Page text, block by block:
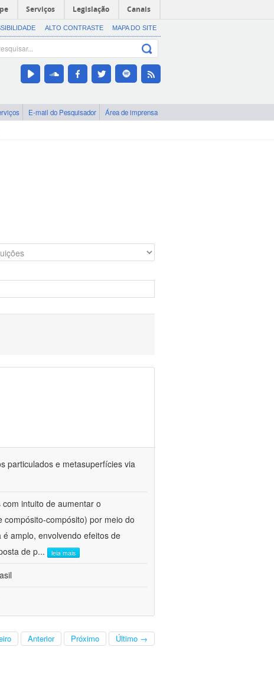
Serviços Legislação Canais
ALTO CONTRASTE MAPA DO SITE
E-mail do Pesquisador Área de imprensa
particulados e metasuperfícies via
intuito de aumentar o
compósito) por meio do
amplo, envolvendo efeitos de
de p... leia mais
Anterior Próximo Último →